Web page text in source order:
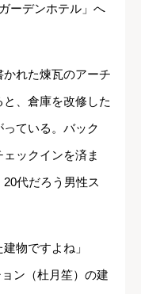
ーデンホテル」へ
かれた煉瓦のアーチ
、倉庫を改修した
ている。バック
ックインを済ま
代だろう男性ス
物ですよね」
ン（杜月笙）の建